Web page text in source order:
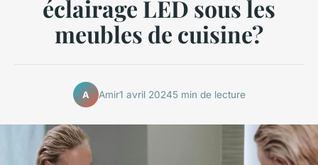
éclairage LED sous les
meubles de cuisine?
A Amir1 avril 20245 min de lecture